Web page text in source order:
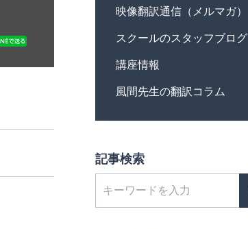
映像翻訳通信（メルマガ）
スクールのスタッフブログ
講座情報
風間先生の翻訳コラム
記事検索